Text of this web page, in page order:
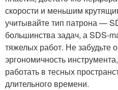
скорости и меньшим
учитывайте тип патрона —
большинства задач, а SDS-
тяжелых работ. Не забудьте
эргономичность
работать в тесных
длительного времени.